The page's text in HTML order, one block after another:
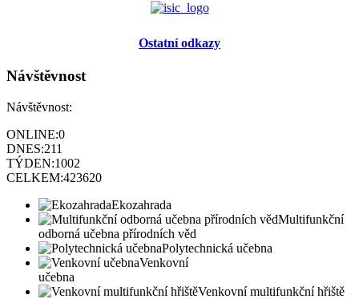
Ostatní odkazy
Návštěvnost
Návštěvnost:
ONLINE:0
DNES:211
TÝDEN:1002
CELKEM:423620
Ekozahrada
Multifunkční
odborná učebna přírodních věd
Polytechnická učebna
Venkovní
učebna
Venkovní multifunkční hřiště